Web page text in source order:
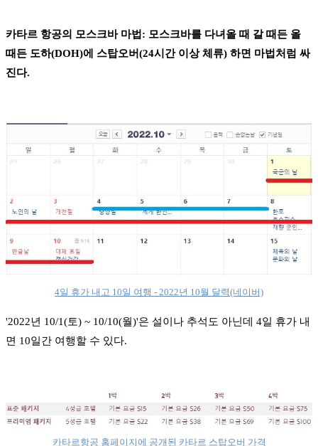
카타르 항공의 모스크바 마법: 모스크바를 다녀올 때 갈 때든 올
때든 도하(DOH)에 스탑오버(24시간 이상 체류) 하면 마법처럼 싸
진다.
4일 휴가 내고 10일 여행 - 2022년 10월 달력(네이버)
'2022년 10/1(토) ~ 10/10(월)'은 설이나 추석도 아닌데 4일 휴가 내
면 10일간 여행할 수 있다.
카타르항공 홈페이지에 공개된 카타르 스탑오버 가격